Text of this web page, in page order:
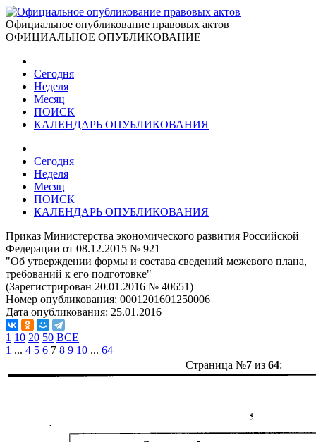
Официальное опубликование правовых актов
ОФИЦИАЛЬНОЕ ОПУБЛИКОВАНИЕ
Сегодня
Неделя
Месяц
ПОИСК
КАЛЕНДАРЬ ОПУБЛИКОВАНИЯ
Сегодня
Неделя
Месяц
ПОИСК
КАЛЕНДАРЬ ОПУБЛИКОВАНИЯ
Приказ Министерства экономического развития Российской
Федерации от 08.12.2015 № 921
"Об утверждении формы и состава сведений межевого плана,
требований к его подготовке"
(Зарегистрирован 20.01.2016 № 40651)
Номер опубликования: 0001201601250006
Дата опубликования: 25.01.2016
1 10 20 50 ВСЕ
1 ... 4 5 6 7 8 9 10 ... 64
Страница №7из 64: